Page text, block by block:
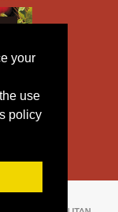
your
use
policy